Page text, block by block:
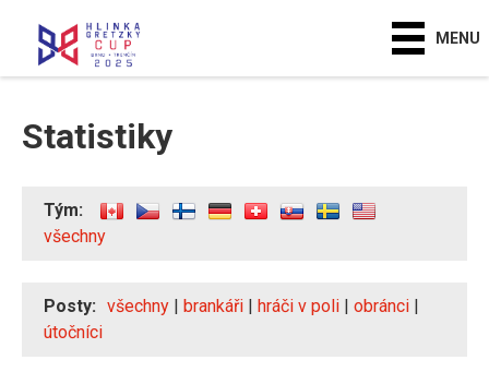
MENU
Statistiky
Tým:
všechny
Posty: všechny | brankáři | hráči v poli | obránci |
útočníci